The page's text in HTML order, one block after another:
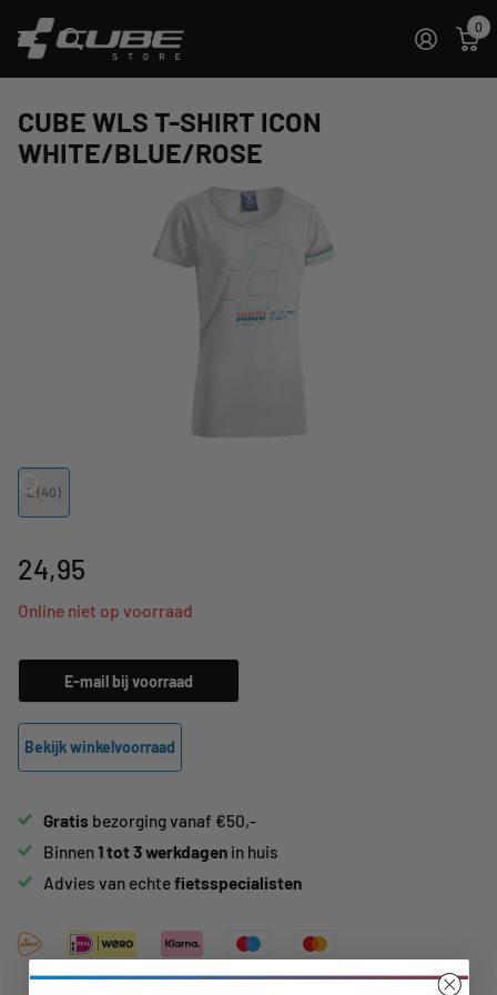
0
CUBE WLS T-SHIRT ICON
WHITE/BLUE/ROSE
L (40)
24,95
Online niet op voorraad
E-mail bij voorraad
Bekijk winkelvoorraad
Gratis bezorging vanaf €50,-
Binnen1 tot 3 werkdagen in huis
Advies van echtefietsspecialisten